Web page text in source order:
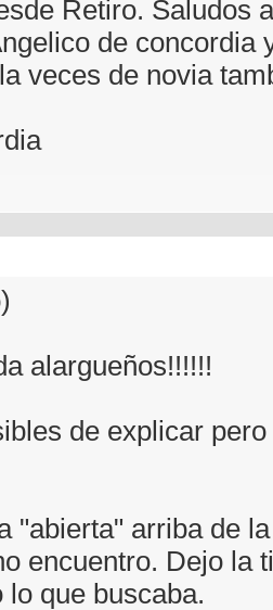
Retiro. Saludos
de concordia
veces de novia
alargueños!!!!!!
de explicar pero
"abierta" arriba de
encuentro. Dejo la
lo que buscaba.